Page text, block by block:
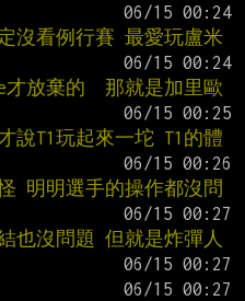
沒看例行賽 最愛玩盧米
放棄的　那就是加里歐
說T1玩起來一坨 T1的體
明明選手的操作都沒問
也沒問題 但就是炸彈人